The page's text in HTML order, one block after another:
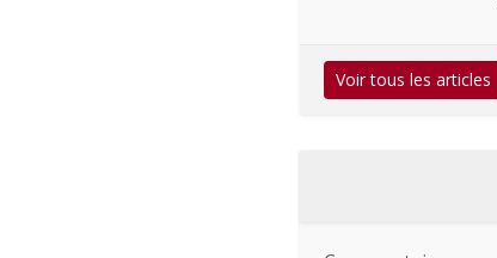
Voir tous les articles